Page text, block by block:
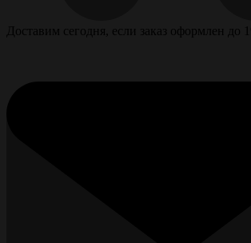
Доставим сегодня, если заказ оформлен до